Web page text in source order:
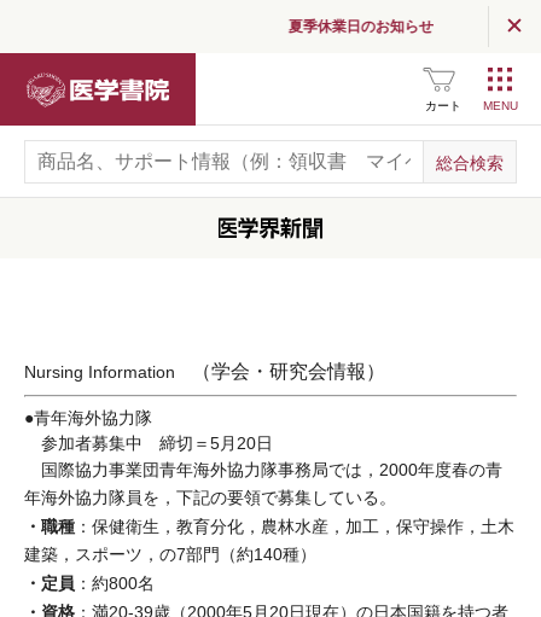
夏季休業日のお知らせ
カート
Nursing Information （学会・研究会情報）
●青年海外協力隊
参加者募集中 締切＝5月20日
国際協力事業団青年海外協力隊事務局では，2000年度春の青
年海外協力隊員を，下記の要領で募集している。
・職種 ：保健衛生，教育分化，農林水産，加工，保守操作，土木
建築，スポーツ，の7部門（約140種）
・定員 ：約800名
・資格 ：満20-39歳（2000年5月20日現在）の日本国籍を持つ者